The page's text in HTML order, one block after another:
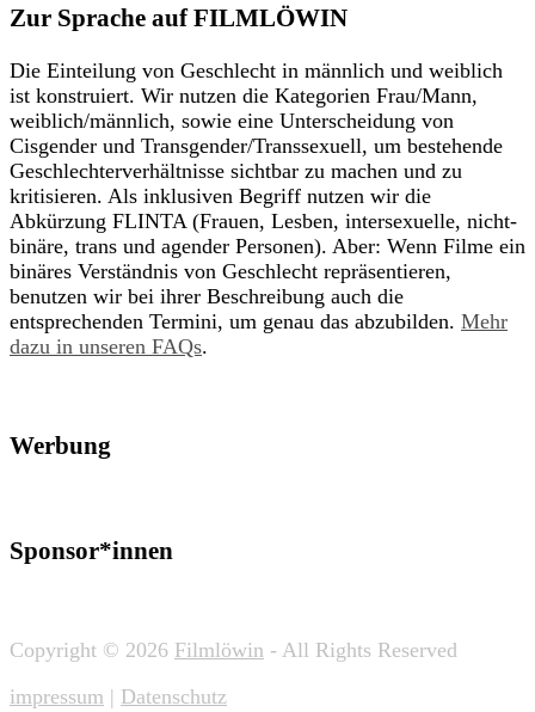
Zur Sprache auf FILMLÖWIN
Die Einteilung von Geschlecht in männlich und weiblich
ist konstruiert. Wir nutzen die Kategorien Frau/Mann,
weiblich/männlich, sowie eine Unterscheidung von
Cisgender und Transgender/Transsexuell, um bestehende
Geschlechterverhältnisse sichtbar zu machen und zu
kritisieren. Als inklusiven Begriff nutzen wir die
Abkürzung FLINTA (Frauen, Lesben, intersexuelle, nicht-
binäre, trans und agender Personen). Aber: Wenn Filme ein
binäres Verständnis von Geschlecht repräsentieren,
benutzen wir bei ihrer Beschreibung auch die
entsprechenden Termini, um genau das abzubilden. Mehr
dazu in unseren FAQs.
Werbung
Sponsor*innen
Copyright © 2026 Filmlöwin - All Rights Reserved
impressum | Datenschutz